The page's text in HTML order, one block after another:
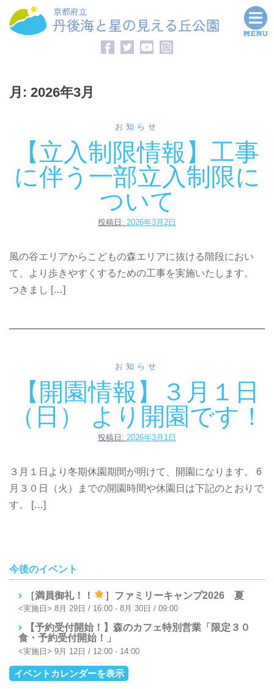
月: 2026年3月
お知らせ
【立入制限情報】工事
に伴う一部立入制限に
ついて
投稿日: 2026年3月2日
風の谷エリアからこどもの森エリアに抜ける階段におい
て、より歩きやすくするための工事を実施いたします。
つきまし […]
お知らせ
【開園情報】３月１日
（日） より開園です！
投稿日: 2026年3月1日
３月１日より冬期休園期間が明けて、開園になります。 6
月３０日（火）までの開園時間や休園日は下記のとおりで
す。 […]
今後のイベント
［満員御礼！！ ］ファミリーキャンプ2026 夏
8月 29日 / 16:00 - 8月 30日 / 09:00
【予約受付開始！】森のカフェ特別営業「限定３０
食・予約受付開始！」
9月 12日 / 12:00 - 14:00
イベントカレンダーを表示